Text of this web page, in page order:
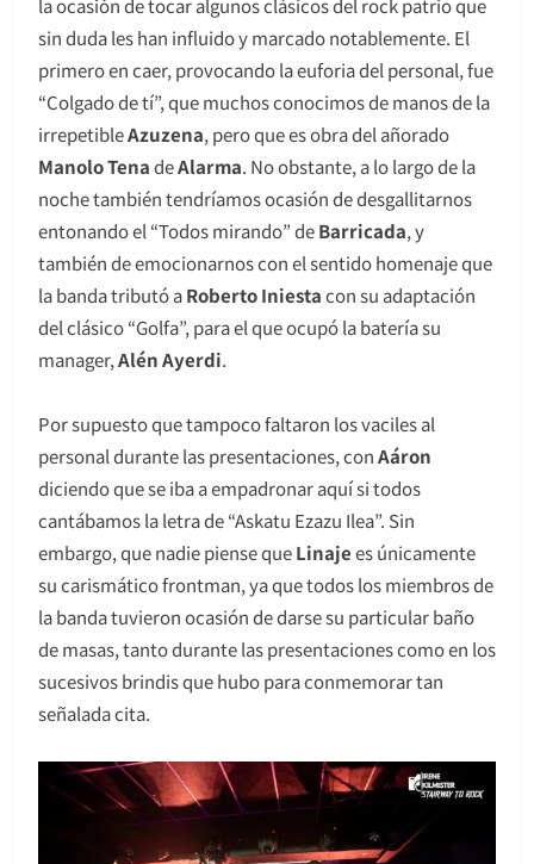
la ocasión de tocar algunos clásicos del rock patrio que
sin duda les han influido y marcado notablemente. El
primero en caer, provocando la euforia del personal, fue
“Colgado de tí”, que muchos conocimos de manos de la
irrepetibleAzuzena, pero que es obra del añorado
Manolo TenadeAlarma. No obstante, a lo largo de la
noche también tendríamos ocasión de desgallitarnos
entonando el “Todos mirando” deBarricada, y
también de emocionarnos con el sentido homenaje que
la banda tributó aRoberto Iniestacon su adaptación
del clásico “Golfa”, para el que ocupó la batería su
manager,Alén Ayerdi.
Por supuesto que tampoco faltaron los vaciles al
personal durante las presentaciones, conAáron
diciendo que se iba a empadronar aquí si todos
cantábamos la letra de “Askatu Ezazu Ilea”. Sin
embargo, que nadie piense queLinajees únicamente
su carismático frontman, ya que todos los miembros de
la banda tuvieron ocasión de darse su particular baño
de masas, tanto durante las presentaciones como en los
sucesivos brindis que hubo para conmemorar tan
señalada cita.